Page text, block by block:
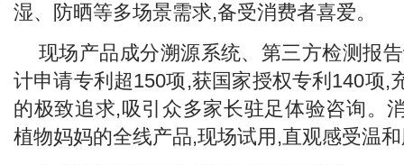
湿、防晒等多场景需求,备受消费者喜爱。
现场产品成分溯源系统、第三方检测报
计申请专利超150项,获国家授权专利140项,
的极致追求,吸引众多家长驻足体验咨询。
植物妈妈的全线产品,现场试用,直观感受温